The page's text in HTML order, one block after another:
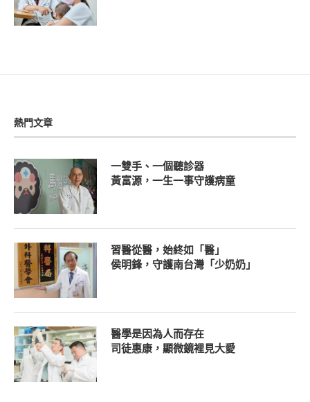
熱門文章
一雙手、一個聽診器
黃富源，一生一事守護病童
習醫從醫，始終如「醫」
侯明鋒，守護南台灣「少奶奶」
醫學是因為人而存在
司徒惠康，顯微鏡裡見大愛